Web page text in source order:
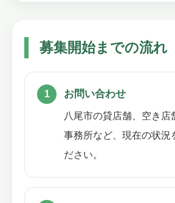
募集開始までの流れ
お問い合わせ
八尾市の貸店舗、空き店
事務所など、現在の状況
ださい。